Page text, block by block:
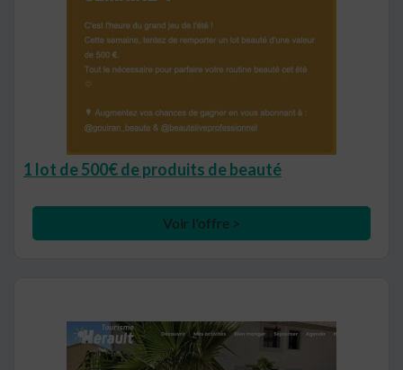
1 lot de 500€ de produits de beauté
Voir l'offre >